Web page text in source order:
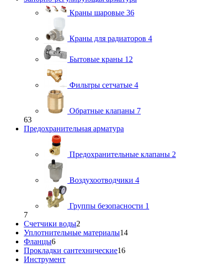
Краны шаровые 36
Краны для радиаторов 4
Бытовые краны 12
Фильтры сетчатые 4
Обратные клапаны 7
63
Предохранительная арматура
Предохранительные клапаны 2
Воздухоотводчики 4
Группы безопасности 1
7
Счетчики воды2
Уплотнительные материалы14
Фланцы6
Прокладки сантехнические16
Инструмент